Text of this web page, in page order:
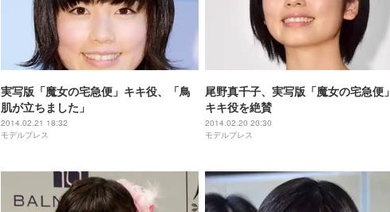
実写版「魔女の宅急便」キキ役、「鳥
肌が立ちました」
2014.02.21 18:32
モデルプレス
尾野真千子、実写版「魔女の宅急便」
キキ役を絶賛
2014.02.20 20:30
モデルプレス